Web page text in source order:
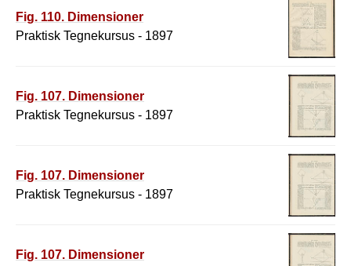
Fig. 110. Dimensioner
Praktisk Tegnekursus - 1897
Fig. 107. Dimensioner
Praktisk Tegnekursus - 1897
Fig. 107. Dimensioner
Praktisk Tegnekursus - 1897
Fig. 107. Dimensioner